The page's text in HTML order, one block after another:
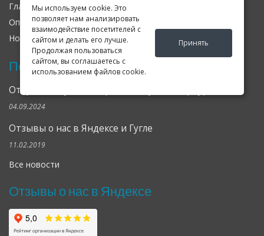
Мы используем cookie. Это
позволяет нам анализировать
взаимодействие посетителей с
сайтом и делать его лучше.
Продолжая пользоваться
сайтом, вы соглашаетесь с
использованием файлов cookie.
Принять
Главная О нас
Оплата
Доставка
Новости
Оферта Соглашение
Последние новости
Открылся клубный сервис Geely в Петербурге
04.09.2024
Отзывы о нас в Яндексе и Гугле
11.02.2019
Все новости
Отзывы о нас в Яндексе